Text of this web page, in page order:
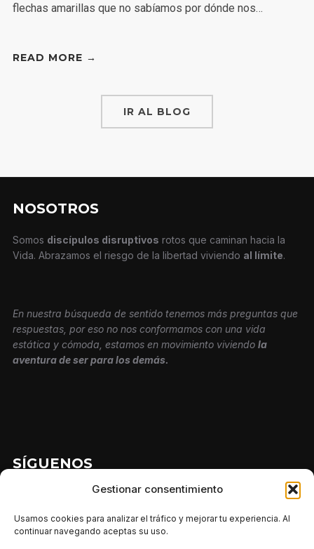
Gestionar consentimiento
Usamos cookies para analizar el tráfico y mejorar tu experiencia. Al
continuar navegando aceptas su uso.
flechas amarillas que no sabíamos por dónde nos…
READ MORE →
IR AL BLOG
NOSOTROS
Somos discípulos disruptivos rotos que caminan hacia la
Vida. Abrazamos el riesgo de la libertad viviendo al límite.
En nuestra búsqueda de sentido tenemos más preguntas que
respuestas, por eso no nos conformamos con una vida
estática y cómoda, estamos en movimiento viviendo la
aventura de ser para los demás.
SÍGUENOS
Mantente en contacto con nosotros